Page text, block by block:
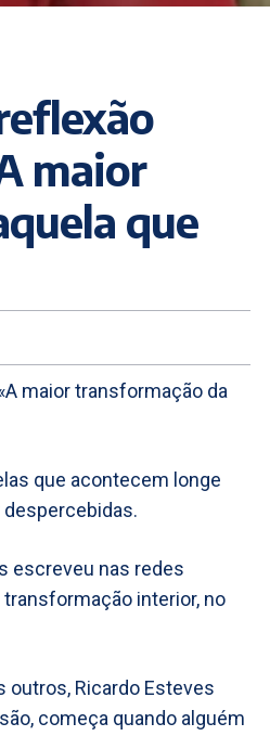
maior
que
maior transformação da
que acontecem longe
escreveu nas redes
interior, no
outros, Ricardo Esteves
começa quando alguém